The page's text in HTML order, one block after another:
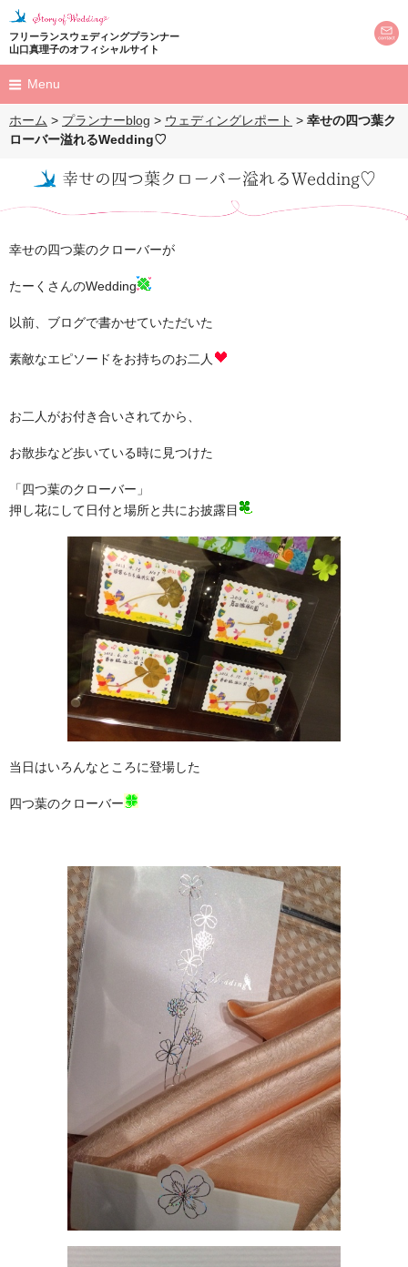
フリーランスウェディングプランナー
山口真理子のオフィシャルサイト
Menu
HOME
プロデュース
担当のお客様をお呼びしてのパーティー
wedding report
フリープランナー 個別サポート講座
Individual support
ブログ
blog
お問い合わせ
ホーム > プランナーblog > ウェディングレポート > 幸せの四つ葉ク
ローバー溢れるWedding♡
幸せの四つ葉クローバー溢れるWedding♡
幸せの四つ葉のクローバーが
たーくさんのWedding
以前、ブログで書かせていただいた
素敵なエピソードをお持ちのお二人
お二人がお付き合いされてから、
お散歩など歩いている時に見つけた
「四つ葉のクローバー」
押し花にして日付と場所と共にお披露目
当日はいろんなところに登場した
四つ葉のクローバー